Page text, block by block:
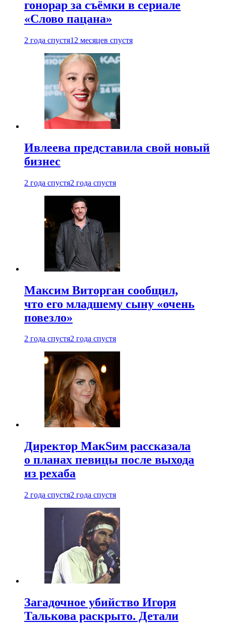
гонорар за съёмки в сериале
«Слово пацана»
2 года спустя12 месяцев спустя
Ивлеева представила свой новый
бизнес
2 года спустя2 года спустя
Максим Виторган сообщил,
что его младшему сыну «очень
повезло»
2 года спустя2 года спустя
Директор МакSим рассказала
о планах певицы после выхода
из рехаба
2 года спустя2 года спустя
Загадочное убийство Игоря
Талькова раскрыто. Детали